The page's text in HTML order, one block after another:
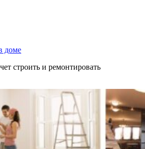
доме
строить и ремонтировать